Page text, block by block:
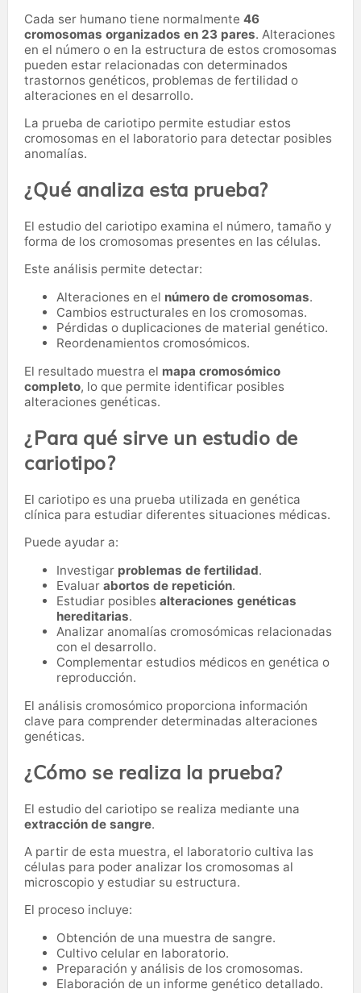
Cada ser humano tiene normalmente 46
cromosomas organizados en 23 pares. Alteraciones
en el número o en la estructura de estos cromosomas
pueden estar relacionadas con determinados
trastornos genéticos, problemas de fertilidad o
alteraciones en el desarrollo.
La prueba de cariotipo permite estudiar estos
cromosomas en el laboratorio para detectar posibles
anomalías.
¿Qué analiza esta prueba?
El estudio del cariotipo examina el número, tamaño y
forma de los cromosomas presentes en las células.
Este análisis permite detectar:
Alteraciones en el número de cromosomas.
Cambios estructurales en los cromosomas.
Pérdidas o duplicaciones de material genético.
Reordenamientos cromosómicos.
El resultado muestra el mapa cromosómico
completo, lo que permite identificar posibles
alteraciones genéticas.
¿Para qué sirve un estudio de
cariotipo?
El cariotipo es una prueba utilizada en genética
clínica para estudiar diferentes situaciones médicas.
Puede ayudar a:
Investigar problemas de fertilidad.
Evaluar abortos de repetición.
Estudiar posibles alteraciones genéticas
hereditarias.
Analizar anomalías cromosómicas relacionadas
con el desarrollo.
Complementar estudios médicos en genética o
reproducción.
El análisis cromosómico proporciona información
clave para comprender determinadas alteraciones
genéticas.
¿Cómo se realiza la prueba?
El estudio del cariotipo se realiza mediante una
extracción de sangre.
A partir de esta muestra, el laboratorio cultiva las
células para poder analizar los cromosomas al
microscopio y estudiar su estructura.
El proceso incluye:
Obtención de una muestra de sangre.
Cultivo celular en laboratorio.
Preparación y análisis de los cromosomas.
Elaboración de un informe genético detallado.